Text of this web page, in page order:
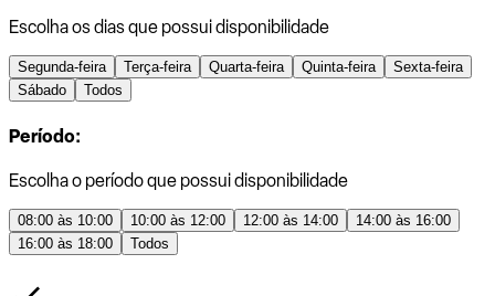
Escolha os dias que possui disponibilidade
Segunda-feira Terça-feira Quarta-feira Quinta-feira
Sexta-feira
Sábado
Todos
Período:
Escolha o período que possui disponibilidade
08:00 às 10:00 10:00 às 12:00 12:00 às 14:00
14:00 às 16:00
16:00 às 18:00
Todos